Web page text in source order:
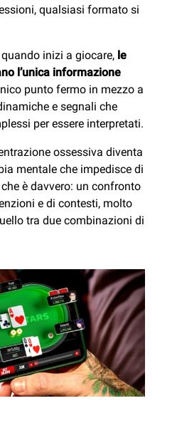
qualsiasi formato si
inizi a giocare, le
l’unica informazione
punto fermo in mezzo a
e segnali che
per essere interpretati.
ossessiva diventa
mentale che impedisce di
è davvero: un confronto
e di contesti, molto
tra due combinazioni di